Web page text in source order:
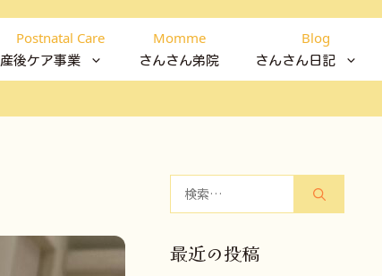
Postnatal Care
産後ケア事業
Momme
さんさん弟院
Blog
さんさん日記
最近の投稿